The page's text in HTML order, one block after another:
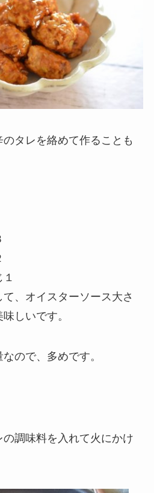
タレを絡めて作ることも
、オイスターソース大さ
しいです。
ので、多めです。
の調味料を入れて火にかけ